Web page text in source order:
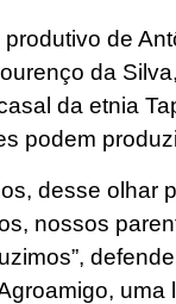
de
da
da etnia
podem
desse olhar
nossos
uma